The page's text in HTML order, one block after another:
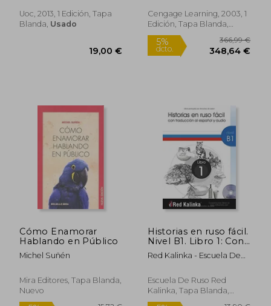
29,14 € 5%
Uoc, 2013, 1 Edición, Tapa
Blanda, Usado
Cengage Learning, 2003, 1
Edición, Tapa Blanda,
Nuevo
Cómo Enamorar
Hablando en Público
Michel Suñén
Mira Editores, Tapa Blanda,
Nuevo
Historias en ruso fácil.
Nivel B1. Libro 1: Con
traducción al español
y audio
Red Kalinka - Escuela De
Escuela De Ruso Red
Kalinka, Tapa Blanda,
Nuevo